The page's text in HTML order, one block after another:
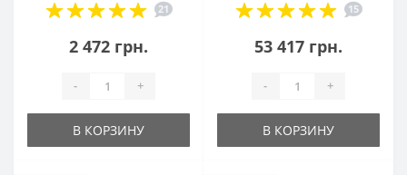
21
2 472 грн.
- +
В КОРЗИНУ
15
53 417 грн.
- +
В КОРЗИНУ